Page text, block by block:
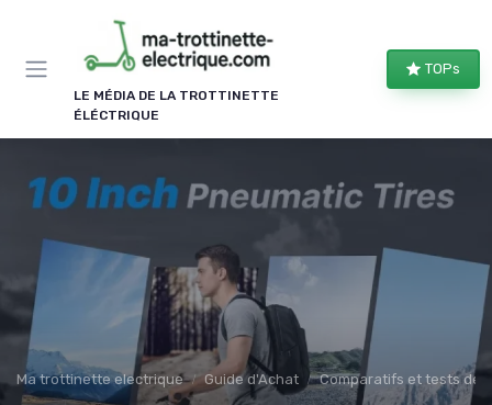
LE MÉDIA DE LA TROTTINETTE
ÉLÉCTRIQUE
TOPs
Ma trottinette electrique Guide d'Achat Comparatifs et tests de